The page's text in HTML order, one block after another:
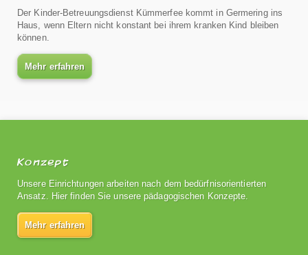
Der Kinder-Betreuungsdienst Kümmerfee kommt in Germering ins
Haus, wenn Eltern nicht konstant bei ihrem kranken Kind bleiben
können.
Mehr erfahren
Konzept
Unsere Einrichtungen arbeiten nach dem bedürfnisorientierten
Ansatz. Hier finden Sie unsere pädagogischen Konzepte.
Mehr erfahren